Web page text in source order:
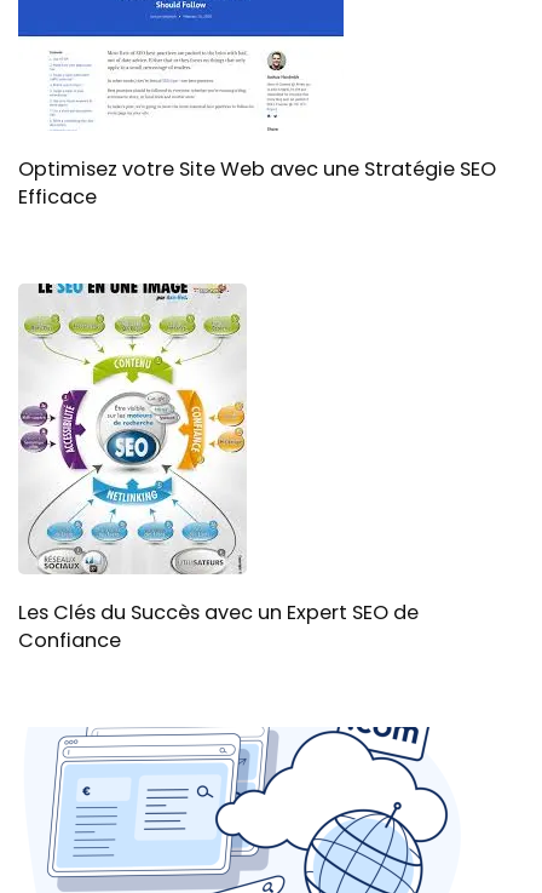
Optimisez votre Site Web avec une Stratégie SEO
Efficace
Les Clés du Succès avec un Expert SEO de
Confiance